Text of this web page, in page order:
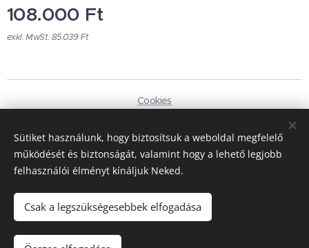
108.000 Ft
exkl. MwSt. 85.039 Ft
Cookies
Magyar
Deutsch
Währung
HUF Ft
EUR €
Sütiket használunk, hogy biztosítsuk a weboldal megfelelő
működését és biztonságát, valamint hogy a lehető legjobb
felhasználói élményt kínáljuk Neked.
Csak a legszükségesebbek elfogadása